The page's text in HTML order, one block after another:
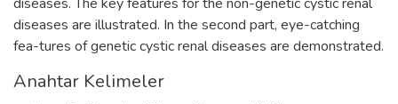
diseases are illustrated. In the second part, eye-catching
fea-tures of genetic cystic renal diseases are demonstrated.
Anahtar Kelimeler